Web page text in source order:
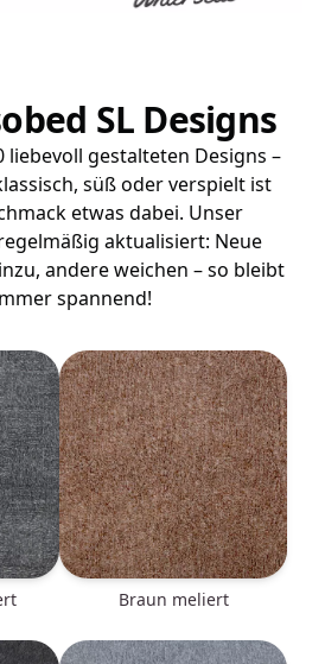
SL Designs
liebevoll gestalteten Designs –
süß oder verspielt ist
etwas dabei. Unser
aktualisiert: Neue
andere weichen – so bleibt
spannend!
braun meliert